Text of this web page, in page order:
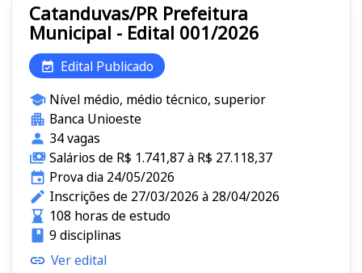
Catanduvas/PR Prefeitura
Municipal - Edital 001/2026
Edital Publicado
Nível médio, médio técnico, superior
Banca Unioeste
34 vagas
Salários de R$ 1.741,87 à R$ 27.118,37
Prova dia 24/05/2026
Inscrições de 27/03/2026 à 28/04/2026
108 horas de estudo
9 disciplinas
Ver edital